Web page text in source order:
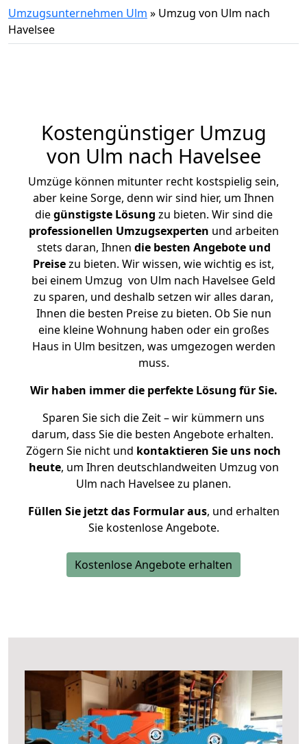
Umzugsunternehmen Ulm » Umzug von Ulm nach
Havelsee
Kostengünstiger Umzug
von Ulm nach Havelsee
Umzüge können mitunter recht kostspielig sein,
aber keine Sorge, denn wir sind hier, um Ihnen
diegünstigste Lösung zu bieten. Wir sind die
professionellen Umzugsexperten und arbeiten
stets daran, Ihnen die besten Angebote und
Preisezu bieten. Wir wissen, wie wichtig es ist,
bei einem Umzug von Ulm nach Havelsee Geld
zu sparen, und deshalb setzen wir alles daran,
Ihnen die besten Preise zu bieten. Ob Sie nun
eine kleine Wohnung haben oder ein großes
Haus in Ulm besitzen, was umgezogen werden
muss.
Wir haben immer die perfekte Lösung für Sie.
Sparen Sie sich die Zeit – wir kümmern uns
darum, dass Sie die besten Angebote erhalten.
Zögern Sie nicht und kontaktieren Sie uns noch
heute, um Ihren deutschlandweiten Umzug von
Ulm nach Havelsee zu planen.
Füllen Sie jetzt das Formular aus, und erhalten
Sie kostenlose Angebote.
Kostenlose Angebote erhalten